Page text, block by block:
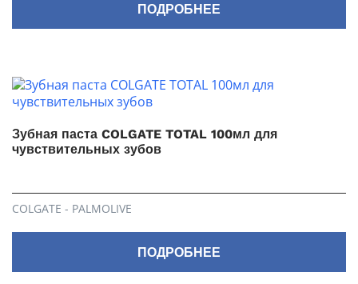
ПОДРОБНЕЕ
Зубная паста COLGATE TOTAL 100мл для
чувствительных зубов
COLGATE - PALMOLIVE
ПОДРОБНЕЕ